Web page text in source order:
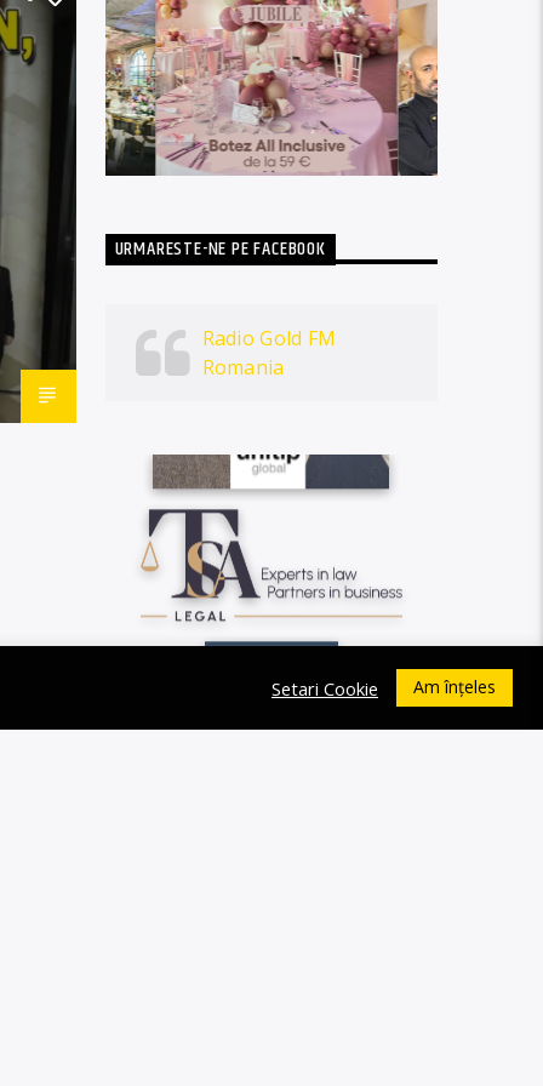
URMARESTE-NE PE FACEBOOK
Radio Gold FM
Romania
Setari Cookie Am înțeles